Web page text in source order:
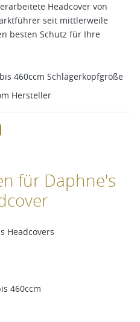
Headcover von
seit mittlerweile
besten Schutz für Ihre
460ccm Schlägerkopfgröße
Hersteller
für Daphne's
Headcovers
460ccm